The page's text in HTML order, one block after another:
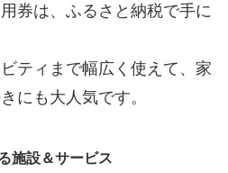
券は、ふるさと納税で手に
ティまで幅広く使えて、家
にも大人気です。
施設＆サービス